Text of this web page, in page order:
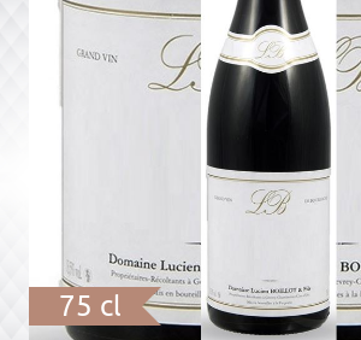
75 cl